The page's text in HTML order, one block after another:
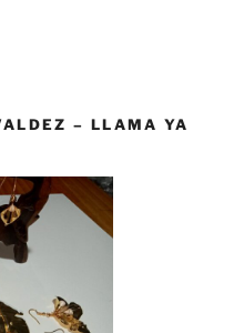
– LLAMA YA